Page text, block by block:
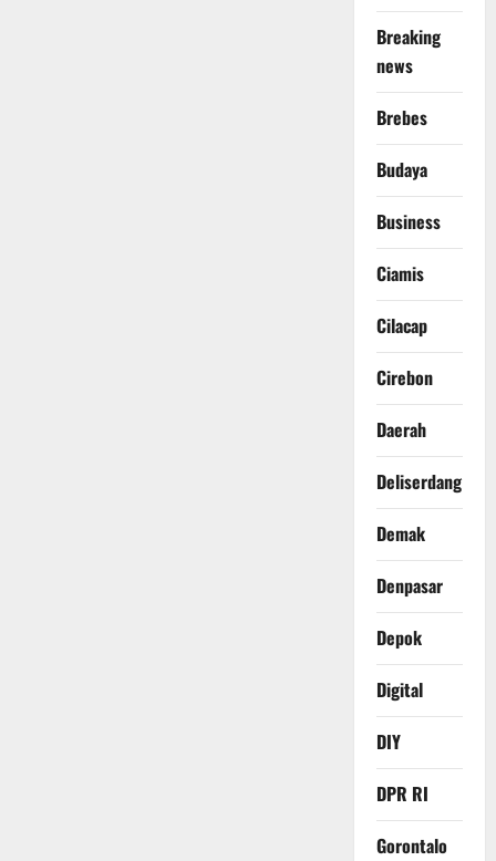
Breaking
news
Brebes
Budaya
Business
Ciamis
Cilacap
Cirebon
Daerah
Deliserdang
Demak
Denpasar
Depok
Digital
DIY
DPR RI
Gorontalo